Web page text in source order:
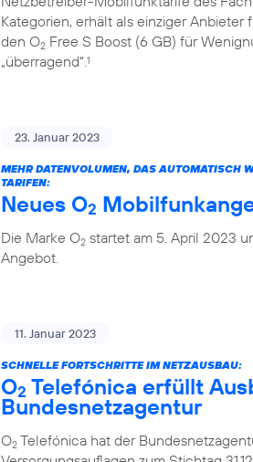
Kategorien, erhält als einziger Anbieter
den O2 Free S Boost (6 GB) für
„überragend“.1
23. Januar 2023
MEHR DATENVOLUMEN, DAS AUTOMATISCH
TARIFEN:
Neues O2
Die Marke O2 startet am 5. April 2023
Angebot.
11. Januar 2023
SCHNELLE FORTSCHRITTE IM NETZAUSBAU:
O2 Telefónica erfüllt
Bundesnetzagentur
O2 Telefónica hat der